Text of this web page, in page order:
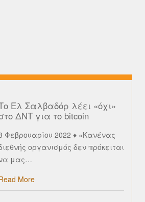
Ελ Σαλβαδόρ λέει «όχι»
ΔΝΤ για το bitcoin
Φεβρουαρίου 2022 ♦ «Κανένας
οργανισμός δεν πρόκειται
μας…
More